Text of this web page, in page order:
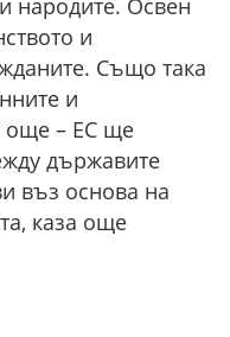
народите. Освен
и
Също така
и
още – ЕС ще
държавите
въз основа на
каза още